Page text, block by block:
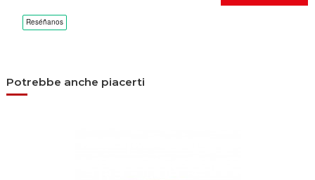
Potrebbe anche piacerti